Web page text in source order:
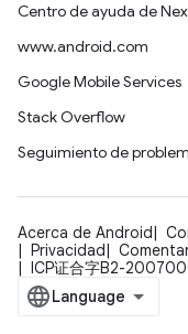
Centro de ayuda de
www.android.com
Google Mobile Services
Stack Overflow
Seguimiento de
Acerca de Android
Privacidad
ICP证合字B2-